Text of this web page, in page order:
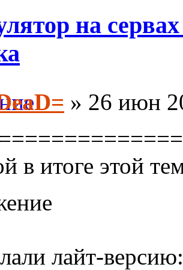
на сервах
» 26 июн
в итоге этой
лайт-версию: